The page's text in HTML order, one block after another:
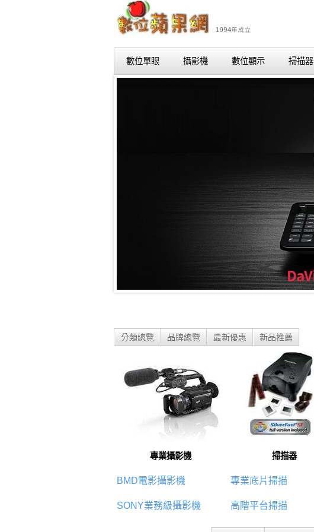
數位單眼 攝影機 數位顯示 掃描器
分類總覽 品牌總覽 最新優惠 新品推薦
專業攝影機
BMD電影攝影機
SONY業務級攝影機
掃描器
專業底片掃描
高階平台掃描